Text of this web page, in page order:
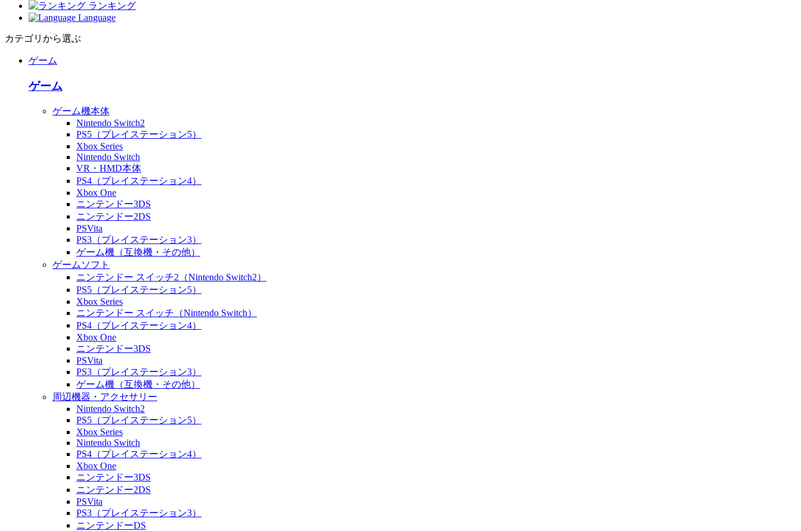
ランキング
Language
カテゴリから選ぶ
ゲーム
ゲーム
ゲーム機本体
Nintendo Switch2
PS5（プレイステーション5）
Xbox Series
Nintendo Switch
VR・HMD本体
PS4（プレイステーション4）
Xbox One
ニンテンドー3DS
ニンテンドー2DS
PSVita
PS3（プレイステーション3）
ゲーム機（互換機・その他）
ゲームソフト
ニンテンドー スイッチ2（Nintendo Switch2）
PS5（プレイステーション5）
Xbox Series
ニンテンドー スイッチ（Nintendo Switch）
PS4（プレイステーション4）
Xbox One
ニンテンドー3DS
PSVita
PS3（プレイステーション3）
ゲーム機（互換機・その他）
周辺機器・アクセサリー
Nintendo Switch2
PS5（プレイステーション5）
Xbox Series
Nintendo Switch
PS4（プレイステーション4）
Xbox One
ニンテンドー3DS
ニンテンドー2DS
PSVita
PS3（プレイステーション3）
ニンテンドーDS